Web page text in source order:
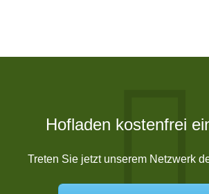
Hofladen kostenfrei
Treten Sie jetzt unserem Netzwerk